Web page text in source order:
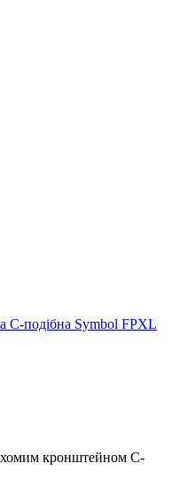
C-подібна Symbol FPXL
кронштейном С-